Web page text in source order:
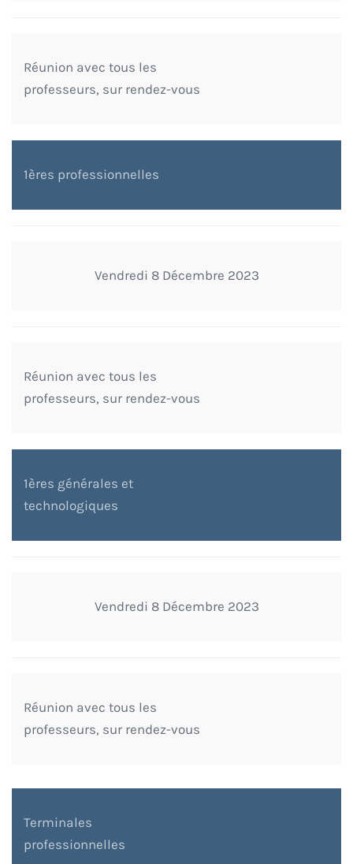
Réunion avec tous les
professeurs, sur rendez-vous
1ères professionnelles
Vendredi 8 Décembre 2023
Réunion avec tous les
professeurs, sur rendez-vous
1ères générales et
technologiques
Vendredi 8 Décembre 2023
Réunion avec tous les
professeurs, sur rendez-vous
Terminales
professionnelles